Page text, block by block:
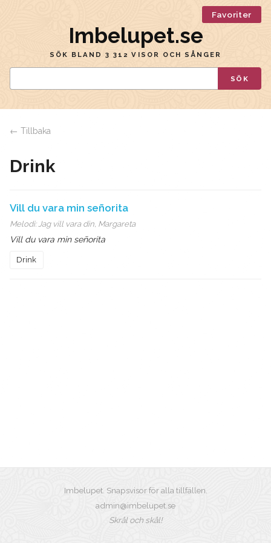
Favoriter
Imbelupet.se
SÖK BLAND 3 312 VISOR OCH SÅNGER
SÖK
← Tillbaka
Drink
Vill du vara min señorita
Melodi:Jag vill vara din, Margareta
Vill du vara min señorita
Drink
Imbelupet. Snapsvisor för alla tillfällen.
admin@imbelupet.se
Skrål och skål!